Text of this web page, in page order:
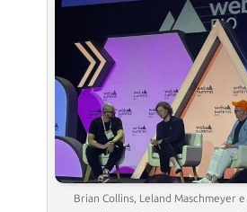
Brian Collins, Leland Maschmeyer e